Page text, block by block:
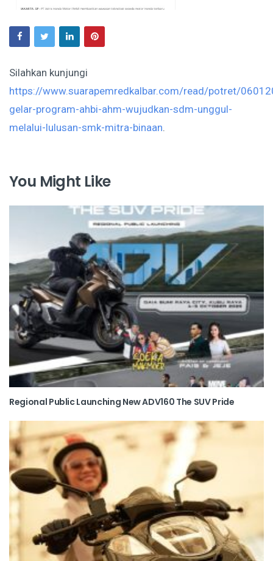
Silahkan kunjungi
https://www.suarapemredkalbar.com/read/potret/
gelar-program-ahbi-ahm-wujudkan-sdm-unggul-
melalui-lulusan-smk-mitra-binaan.
You Might Like
Regional Public Launching New ADV160 The SUV Pride